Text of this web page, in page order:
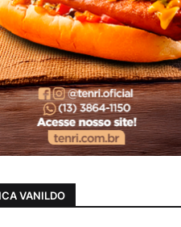
VANILDO